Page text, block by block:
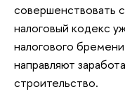
совершенствовать
налоговый кодекс
налогового
направляют
строительство.